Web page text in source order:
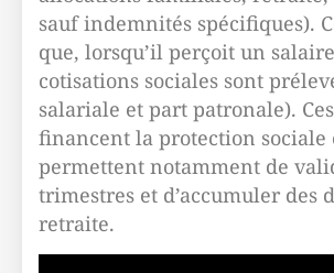
sauf indemnités spécifiques).
que, lorsqu’il perçoit un
cotisations sociales sont
salariale et part patronale).
financent la protection sociale
permettent notamment de
trimestres et d’accumuler des
retraite.